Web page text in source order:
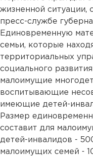
жизненной ситуации,
пресс-службе
Единовременную
семьи, которые
территориальных
социального
малоимущие
воспитывающие
имеющие детей-
Размер
составит для
детей-инвалидов -
малоимущих семей -